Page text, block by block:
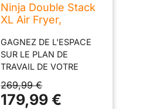
Ninja Double Stack
XL Air Fryer,
Verticale
SL400EUWH
GAGNEZ DE L'ESPACE
SUR LE PLAN DE
TRAVAIL DE VOTRE
(vs AF400). Grande
capacité de 9,5 litres
269,99 €
179,99 €